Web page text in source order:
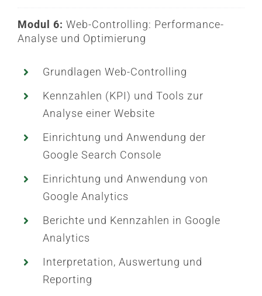
Modul 6: Web-Controlling: Performance-
Analyse und Optimierung
Grundlagen Web-Controlling
Kennzahlen (KPI) und Tools zur
Analyse einer Website
Einrichtung und Anwendung der
Google Search Console
Einrichtung und Anwendung von
Google Analytics
Berichte und Kennzahlen in Google
Analytics
Interpretation, Auswertung und
Reporting